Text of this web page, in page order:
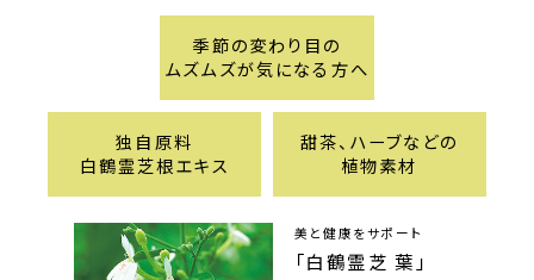
季節の変わり目の
ムズムズが気になる方へ
独自原料
白鶴霊芝根エキス
甜茶、ハーブなどの
植物素材
美と健康をサポート
「白鶴霊芝 葉」